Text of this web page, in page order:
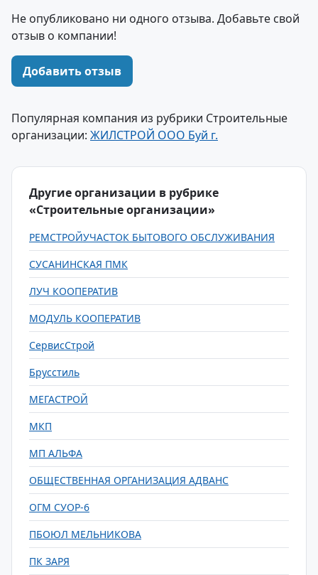
Не опубликовано ни одного отзыва. Добавьте свой
отзыв о компании!
Добавить отзыв
Популярная компания из рубрики Строительные
организации: ЖИЛСТРОЙ ООО Буй г.
Другие организации в рубрике
«Строительные организации»
РЕМСТРОЙУЧАСТОК БЫТОВОГО ОБСЛУЖИВАНИЯ
СУСАНИНСКАЯ ПМК
ЛУЧ КООПЕРАТИВ
МОДУЛЬ КООПЕРАТИВ
СервисСтрой
Брусстиль
МЕГАСТРОЙ
МКП
МП АЛЬФА
ОБЩЕСТВЕННАЯ ОРГАНИЗАЦИЯ АДВАНС
ОГМ СУОР-6
ПБОЮЛ МЕЛЬНИКОВА
ПК ЗАРЯ